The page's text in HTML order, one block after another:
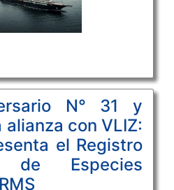
y Andes Centrales
integral del territorio,
de la biodiversidad y el
avanzan de
contribuirán a un
de investigación de
en el Pacífico Tropical
oceánicas más
exploradas del mundo.
N° 31 y
con VLIZ:
el Registro
de Especies